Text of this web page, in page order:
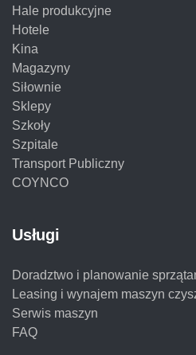
Hale produkcyjne
Hotele
Kina
Magazyny
Siłownie
Sklepy
Szkoły
Szpitale
Transport Publiczny
COYNCO
Usługi
Doradztwo i planowanie
Leasing i wynajem maszyn
Serwis maszyn
FAQ